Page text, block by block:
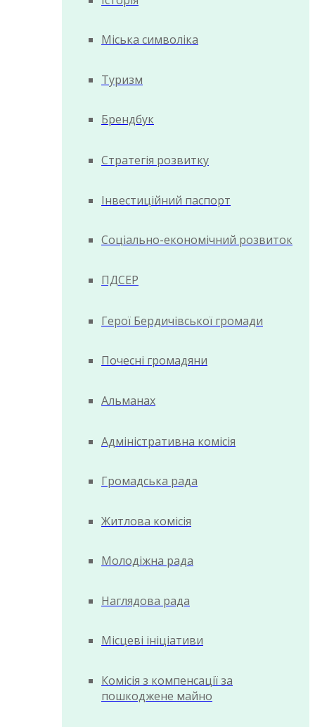
Міська символіка
Туризм
Брендбук
Стратегія розвитку
Інвестиційний паспорт
Соціально-економічний розвиток
ПДСЕР
Герої Бердичівської громади
Почесні громадяни
Альманах
Адміністративна комісія
Громадська рада
Житлова комісія
Молодіжна рада
Наглядова рада
Місцеві ініціативи
Комісія з компенсації за
пошкоджене майно